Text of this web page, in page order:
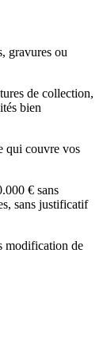
gravures ou
de collection,
bien
qui couvre vos
€ sans
sans justificatif
modification de